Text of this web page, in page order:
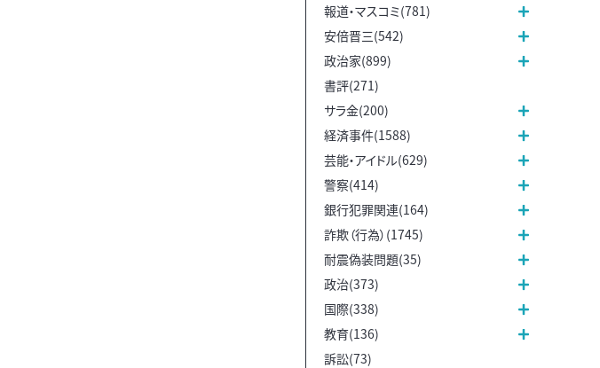
報道・マスコミ(781)
安倍晋三(542)
政治家(899)
書評(271)
サラ金(200)
経済事件(1588)
芸能・アイドル(629)
警察(414)
銀行犯罪関連(164)
詐欺（行為）(1745)
耐震偽装問題(35)
政治(373)
国際(338)
教育(136)
訴訟(73)